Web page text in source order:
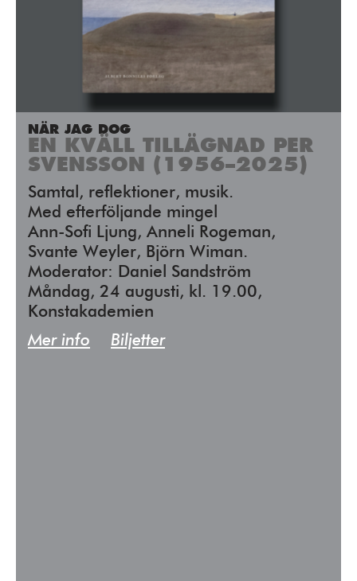
NÄR JAG DOG
EN KVÄLL TILLÄGNAD PER
SVENSSON (1956–2025)
Samtal, reflektioner, musik.
Med efterföljande mingel
Ann-Sofi Ljung, Anneli Rogeman,
Svante Weyler, Björn Wiman.
Moderator: Daniel Sandström
Måndag, 24 augusti, kl. 19.00,
Konstakademien
Mer info
Biljetter